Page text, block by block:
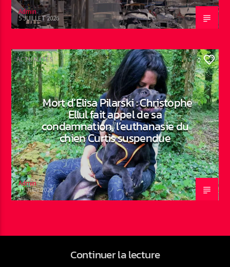
Admin
5 JUILLET 2026
ACTUALITÉS 0
Mort d’Elisa Pilarski : Christophe
Ellul fait appel de sa
condamnation, l’euthanasie du
chien Curtis suspendue
Admin
19 JUIN 2026
Continuer la lecture